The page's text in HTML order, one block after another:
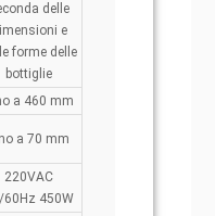
delle
e
forme delle
bottiglie
a 460 mm
a 70 mm
220VAC
60Hz 450W